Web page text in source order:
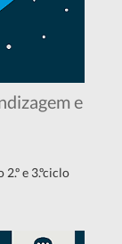
e
e 3.ºciclo